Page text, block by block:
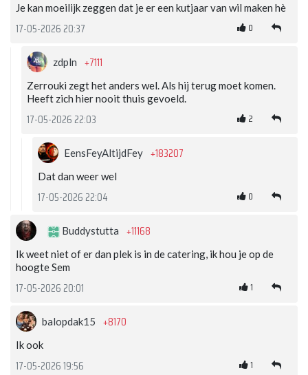
Je kan moeilijk zeggen dat je er een kutjaar van wil maken hè
17-05-2026 20:37 0
zdpln +7111
Zerrouki zegt het anders wel. Als hij terug moet komen.
Heeft zich hier nooit thuis gevoeld.
17-05-2026 22:03 2
EensFeyAltijdFey +183207
Dat dan weer wel
17-05-2026 22:04 0
Buddystutta +11168
Ik weet niet of er dan plek is in de catering, ik hou je op de
hoogte Sem
17-05-2026 20:01 1
balopdak15 +8170
Ik ook
17-05-2026 19:56 1